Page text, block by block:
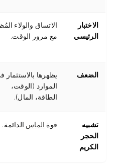
الاختبار
الرئيسي
الاتساق والولاء
مع مرور الوقت.
الضعف
يظهرها بالاستثمار
الموارد (الوقت،
الطاقة، المال).
تشبيه
الحجر
الكريم
قوةالماسالدائمة.